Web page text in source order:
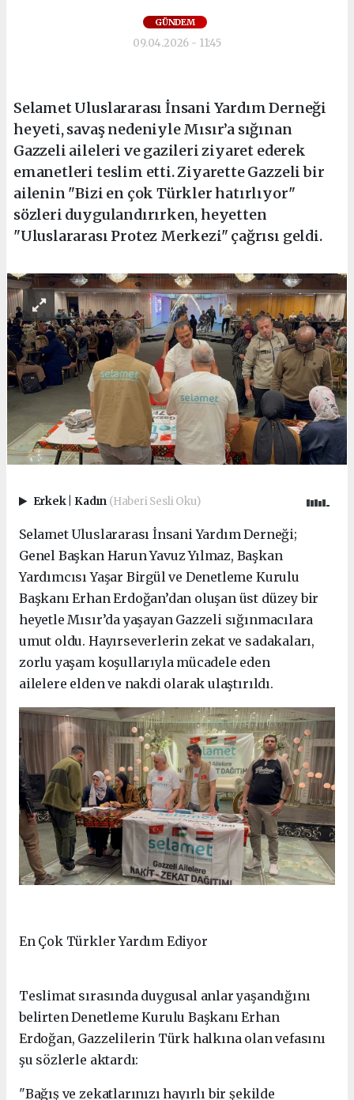
GÜNDEM
09.04.2026 - 11:45
Selamet Uluslararası İnsani Yardım Derneği
heyeti, savaş nedeniyle Mısır’a sığınan
Gazzeli aileleri ve gazileri ziyaret ederek
emanetleri teslim etti. Ziyarette Gazzeli bir
ailenin "Bizi en çok Türkler hatırlıyor"
sözleri duygulandırırken, heyetten
"Uluslararası Protez Merkezi" çağrısı geldi.
Erkek Kadın (Haberi Sesli Oku)
Selamet Uluslararası İnsani Yardım Derneği;
Genel Başkan Harun Yavuz Yılmaz, Başkan
Yardımcısı Yaşar Birgül ve Denetleme Kurulu
Başkanı Erhan Erdoğan’dan oluşan üst düzey bir
heyetle Mısır’da yaşayan Gazzeli sığınmacılara
umut oldu. Hayırseverlerin zekat ve sadakaları,
zorlu yaşam koşullarıyla mücadele eden
ailelere elden ve nakdi olarak ulaştırıldı.
En Çok Türkler Yardım Ediyor
Teslimat sırasında duygusal anlar yaşandığını
belirten Denetleme Kurulu Başkanı Erhan
Erdoğan, Gazzelilerin Türk halkına olan vefasını
şu sözlerle aktardı:
"Bağış ve zekatlarınızı hayırlı bir şekilde